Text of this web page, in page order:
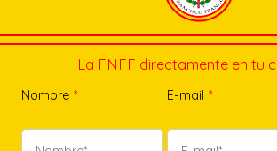
La FNFF directamente en tu
Nombre * E-mail *